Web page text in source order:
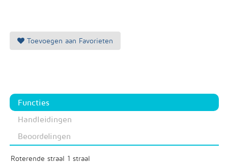
Toevoegen aan Favorieten
Functies
Handleidingen
Beoordelingen
Roterende straal 1 straal